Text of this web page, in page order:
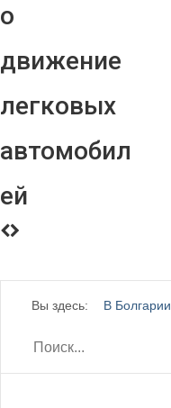
о
движение
легковых
автомобил
ей
Вы здесь: В Болгарии